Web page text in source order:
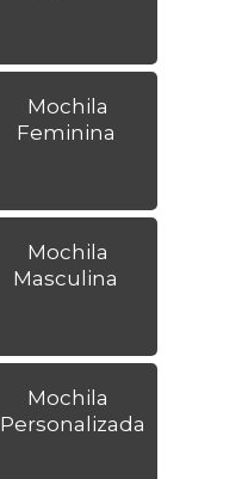
Mochila
Feminina
Mochila
Masculina
Mochila
Personalizada